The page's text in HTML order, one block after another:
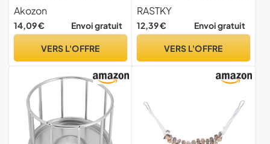
UVB, Ampoule à économie
d'énergie pour Reptiles
UVB 13W, Serpent, Lézard-
de Compagnie/Lampes
Akozon
14,09 € Envoi gratuit
VERS L'OFFRE
pour Terrarium de Reptiles,
Serpents, Lézards, Maison
en Acrylique - Fournitures
Domestiques/et
RASTKY
12,39 € Envoi gratuit
VERS L'OFFRE